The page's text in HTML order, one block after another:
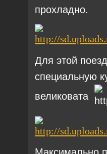
прохладно.
Для этой
специальную
великовата